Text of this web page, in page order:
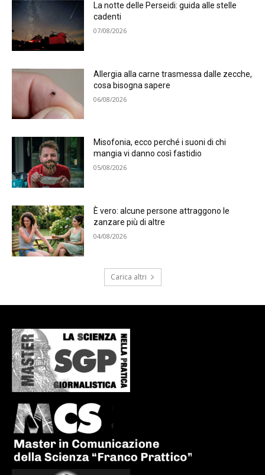
La notte delle Perseidi: guida alle stelle
cadenti
07/08/2026
Allergia alla carne trasmessa dalle zecche,
cosa bisogna sapere
06/08/2026
Misofonia, ecco perché i suoni di chi
mangia vi danno così fastidio
05/08/2026
È vero: alcune persone attraggono le
zanzare più di altre
04/08/2026
Carica altri